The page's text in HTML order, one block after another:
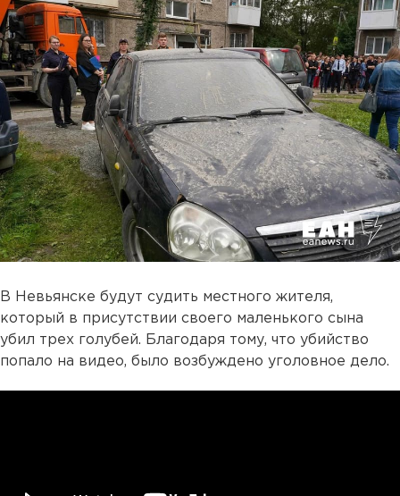
В Невьянске будут судить местного жителя,
который в присутствии своего маленького сына
убил трех голубей. Благодаря тому, что убийство
попало на видео, было возбуждено уголовное дело.